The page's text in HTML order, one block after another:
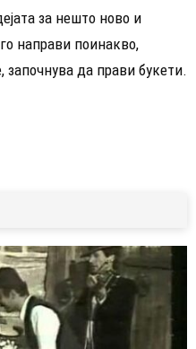
за нешто ново и
направи поинакво,
започнува да прави букети.